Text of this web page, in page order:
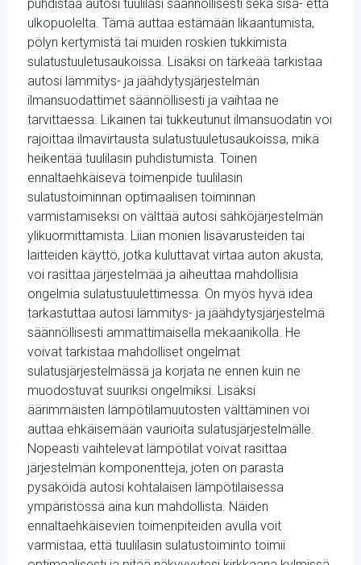
puhdistaa autosi tuulilasi säännöllisesti sekä sisä- että
ulkopuolelta. Tämä auttaa estämään likaantumista,
pölyn kertymistä tai muiden roskien tukkimista
sulatustuuletusaukoissa. Lisäksi on tärkeää tarkistaa
autosi lämmitys- ja jäähdytysjärjestelmän
ilmansuodattimet säännöllisesti ja vaihtaa ne
tarvittaessa. Likainen tai tukkeutunut ilmansuodatin voi
rajoittaa ilmavirtausta sulatustuuletusaukoissa, mikä
heikentää tuulilasin puhdistumista. Toinen
ennaltaehkäisevä toimenpide tuulilasin
sulatustoiminnan optimaalisen toiminnan
varmistamiseksi on välttää autosi sähköjärjestelmän
ylikuormittamista. Liian monien lisävarusteiden tai
laitteiden käyttö, jotka kuluttavat virtaa auton akusta,
voi rasittaa järjestelmää ja aiheuttaa mahdollisia
ongelmia sulatustuulettimessa. On myös hyvä idea
tarkastuttaa autosi lämmitys- ja jäähdytysjärjestelmä
säännöllisesti ammattimaisella mekaanikolla. He
voivat tarkistaa mahdolliset ongelmat
sulatusjärjestelmässä ja korjata ne ennen kuin ne
muodostuvat suuriksi ongelmiksi. Lisäksi
äärimmäisten lämpötilamuutosten välttäminen voi
auttaa ehkäisemään vaurioita sulatusjärjestelmälle.
Nopeasti vaihtelevat lämpötilat voivat rasittaa
järjestelmän komponentteja, joten on parasta
pysäköidä autosi kohtalaisen lämpötilaisessa
ympäristössä aina kun mahdollista. Näiden
ennaltaehkäisevien toimenpiteiden avulla voit
varmistaa, että tuulilasin sulatustoiminto toimii